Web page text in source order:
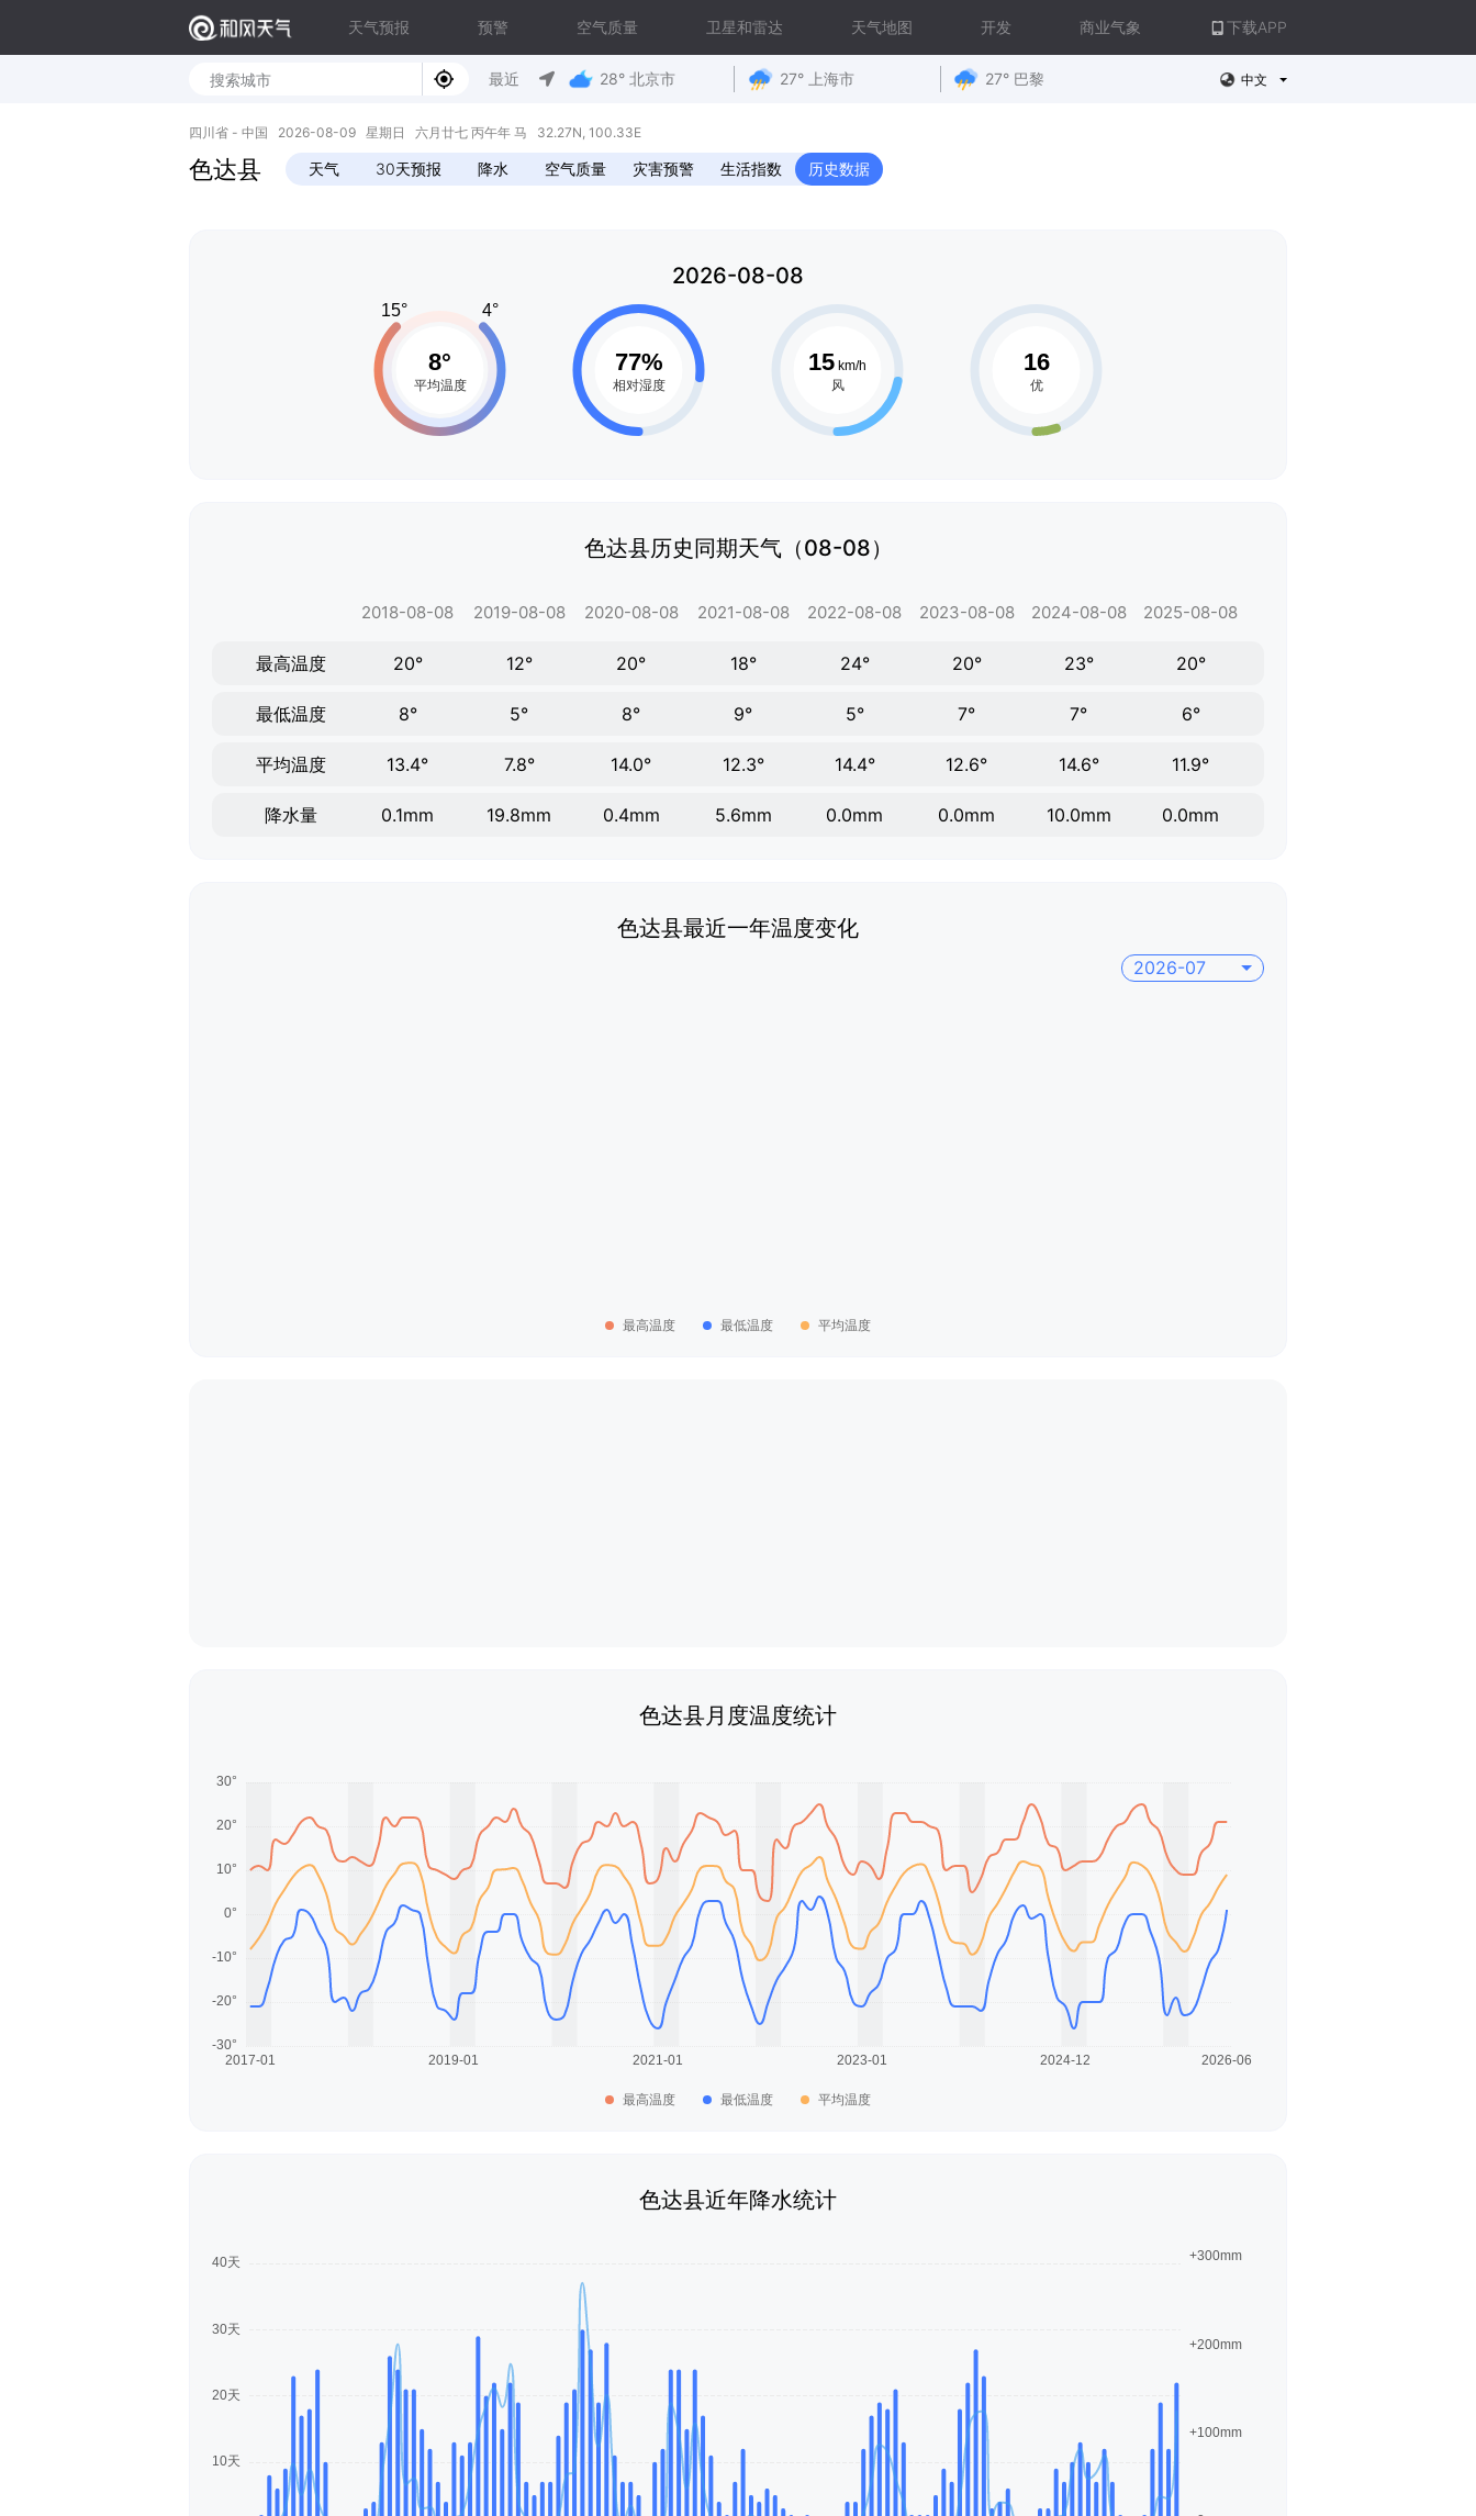
天气预报 预警 空气质量 卫星和雷达 天气地图 开发 商业气象 下载APP
最近 28° 北京市 27° 上海市 27° 巴黎 中文
四川省 - 中国 2026-08-09 星期日 六月廿七 丙午年 马 32.27N, 100.33E
色达县 天气 30天预报 降水 空气质量 灾害预警 生活指数 历史数据
2026-08-08
色达县历史同期天气（08-08）
2018-08-08 2019-08-08 2020-08-08 2021-08-08 2022-08-08 2023-08-08 2024-08-08 2025-08-08
最高温度 20° 12° 20° 18° 24° 20° 23° 20°
最低温度 8° 5° 8° 9° 5° 7° 7° 6°
平均温度 13.4° 7.8° 14.0° 12.3° 14.4° 12.6° 14.6° 11.9°
降水量 0.1mm 19.8mm 0.4mm 5.6mm 0.0mm 0.0mm 10.0mm 0.0mm
色达县最近一年温度变化
2026-07
最高温度 最低温度 平均温度
色达县月度温度统计
最高温度 最低温度 平均温度
色达县近年降水统计